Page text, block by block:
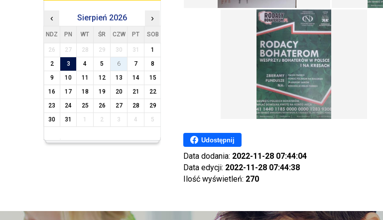
Udostępnij
Data dodania: 2022-11-28 07:44:04
Data edycji: 2022-11-28 07:44:38
Ilość wyświetleń: 270
‹ Sierpień 2026 ›
NDZ PN WT ŚR CZW PT SOB
26 27 28 29 30 31
1
2
3 4 5 6 7
8
9
10 11 12 13 14
15
16
17 18 19 20 21
22
23
24 25 26 27 28
29
30
31 1 2 3 4 5